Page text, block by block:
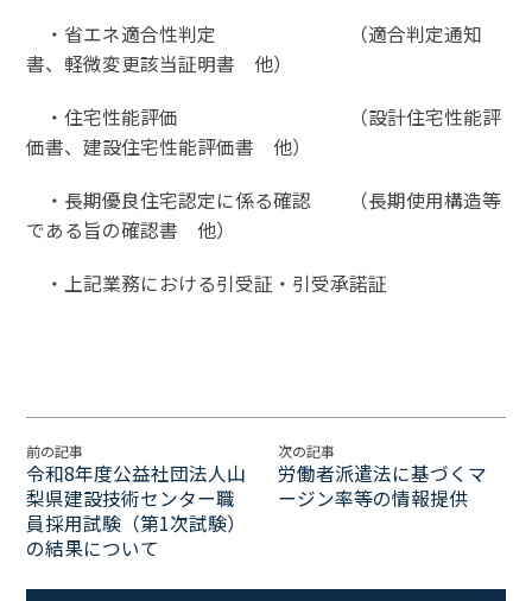
・省エネ適合性判定 （適合判定通知
書、軽微変更該当証明書 他）
・住宅性能評価 （設計住宅性能評
価書、建設住宅性能評価書 他）
・長期優良住宅認定に係る確認 （長期使用構造等
である旨の確認書 他）
・上記業務における引受証・引受承諾証
前の記事
令和8年度公益社団法人山
梨県建設技術センター職
員採用試験（第1次試験）
の結果について
次の記事
労働者派遣法に基づくマ
ージン率等の情報提供